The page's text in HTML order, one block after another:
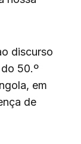
discurso
50.º
em
de